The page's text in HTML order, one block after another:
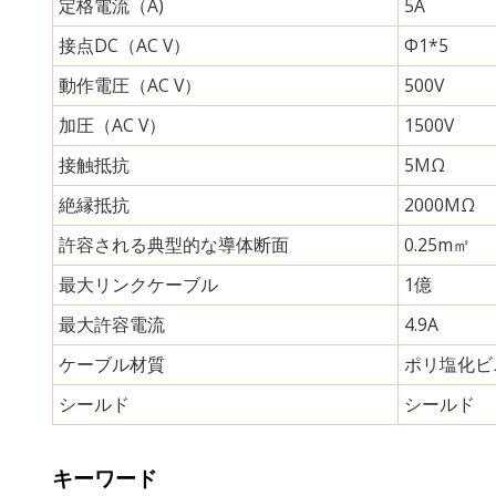
定格電流（A)
5A
接点DC（AC V）
Φ1*5
動作電圧（AC V）
500V
加圧（AC V）
1500V
接触抵抗
5MΩ
絶縁抵抗
2000MΩ
許容される典型的な導体断面
0.25m㎡
最大リンクケーブル
1億
最大許容電流
4.9A
ケーブル材質
ポリ塩化
シールド
シールド
キーワード